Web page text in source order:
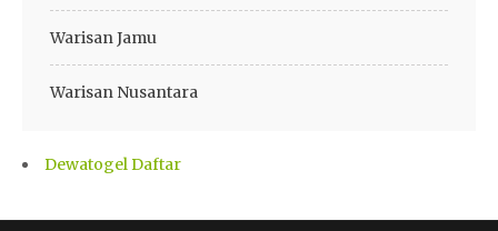
Warisan Jamu
Warisan Nusantara
Dewatogel Daftar